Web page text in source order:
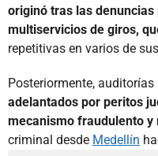
originó tras las
multiservicios de giros,
repetitivas en varios de
Posteriormente, auditorías
adelantados por peritos
mecanismo fraudulento y
criminal desde Medellín